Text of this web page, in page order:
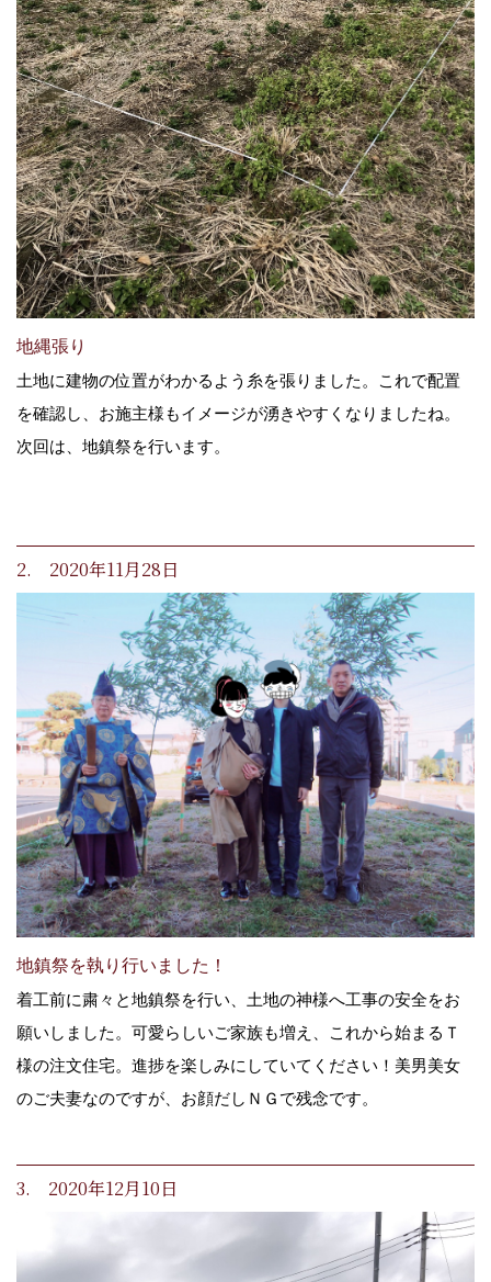
地縄張り
土地に建物の位置がわかるよう糸を張りました。これで配置
を確認し、お施主様もイメージが湧きやすくなりましたね。
次回は、地鎮祭を行います。
2. 2020年11月28日
地鎮祭を執り行いました！
着工前に粛々と地鎮祭を行い、土地の神様へ工事の安全をお
願いしました。可愛らしいご家族も増え、これから始まるＴ
様の注文住宅。進捗を楽しみにしていてください！美男美女
のご夫妻なのですが、お顔だしＮＧで残念です。
3. 2020年12月10日